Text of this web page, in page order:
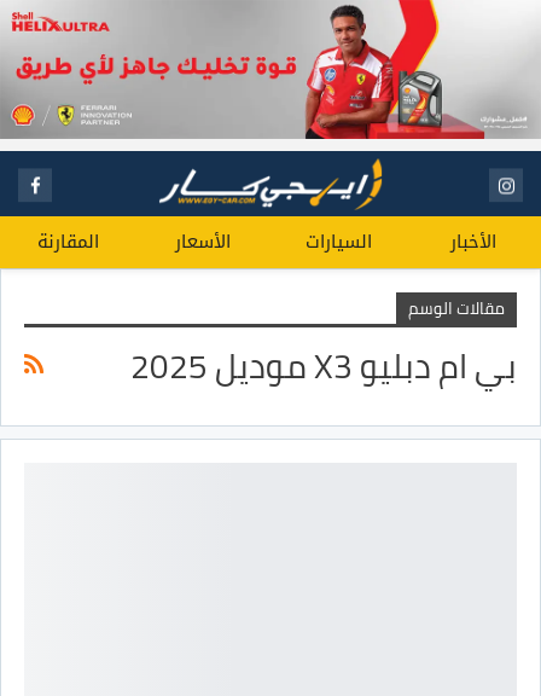
الأخبار السيارات الأسعار المقارنة
مقالات الوسم
بي ام دبليو X3 موديل 2025